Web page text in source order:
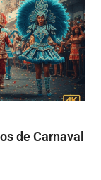
de Carnaval